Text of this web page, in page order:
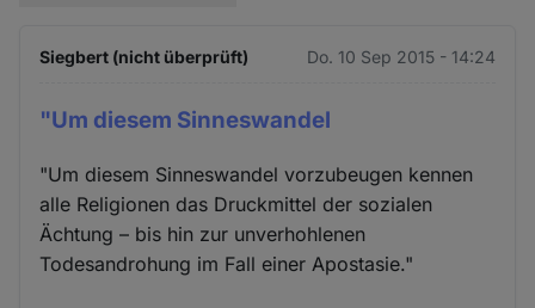
Siegbert (nicht überprüft) Do. 10 Sep 2015 - 14:24
"Um diesem Sinneswandel
"Um diesem Sinneswandel vorzubeugen kennen
alle Religionen das Druckmittel der sozialen
Ächtung – bis hin zur unverhohlenen
Todesandrohung im Fall einer Apostasie."